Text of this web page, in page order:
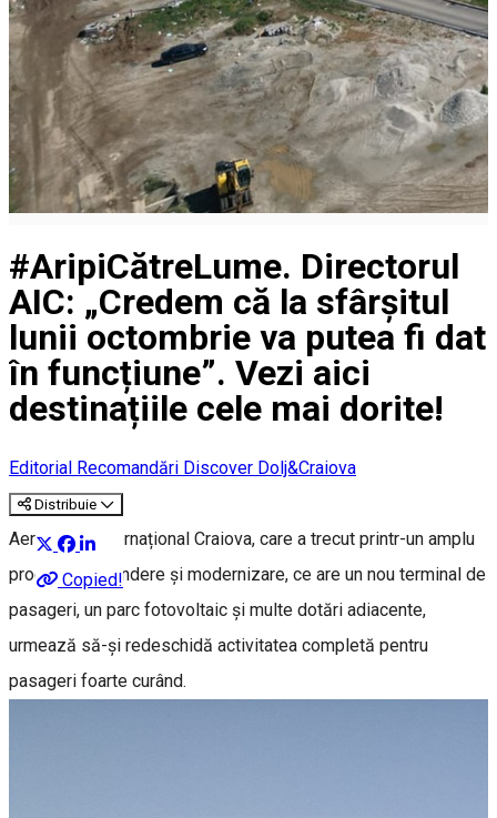
#AripiCătreLume. Directorul
AIC: „Credem că la sfârșitul
lunii octombrie va putea fi dat
în funcțiune”. Vezi aici
destinațiile cele mai dorite!
Editorial Recomandări Discover Dolj&Craiova
Distribuie
Copied!
Aeroportul Internațional Craiova, care a trecut printr-un amplu
proces de extindere și modernizare, ce are un nou terminal de
pasageri, un parc fotovoltaic și multe dotări adiacente,
urmează să-și redeschidă activitatea completă pentru
pasageri foarte curând.